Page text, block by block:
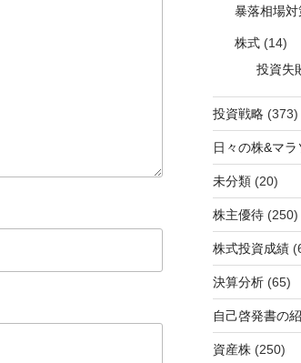
暴落相場対
株式(14)
投資失
投資戦略(373)
日々の株&マ
未分類(20)
株主優待(250)
株式投資成績
決算分析(65)
自己啓発書の
資産株(250)